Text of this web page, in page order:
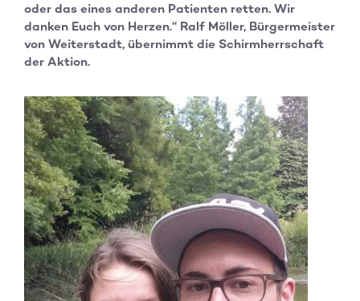
oder das eines anderen Patienten retten. Wir
danken Euch von Herzen.“ Ralf Möller, Bürgermeister
von Weiterstadt, übernimmt die Schirmherrschaft
der Aktion.